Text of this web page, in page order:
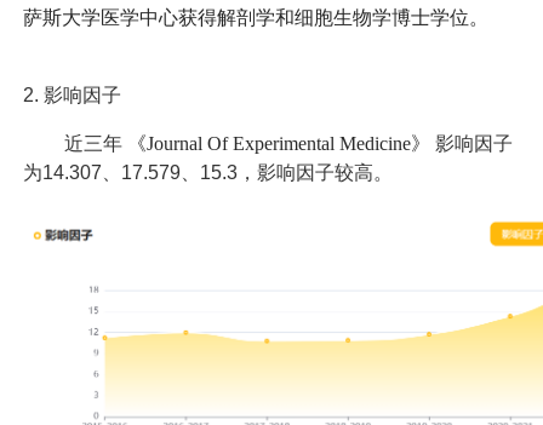
萨斯大学医学中心获得解剖学和细胞生物学博士学位。
2. 影响因子
近三年 《Journal Of Experimental Medicine》
影响因子
为14.307、17.579、15.3，影响因子较高。